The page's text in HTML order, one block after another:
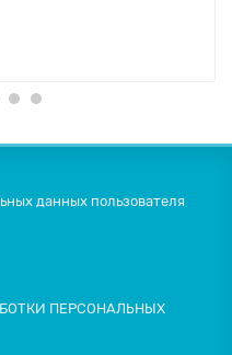
данных пользователя
ПЕРСОНАЛЬНЫХ